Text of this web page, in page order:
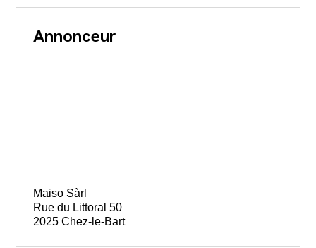
Annonceur
Maiso Sàrl
Rue du Littoral 50
2025 Chez-le-Bart